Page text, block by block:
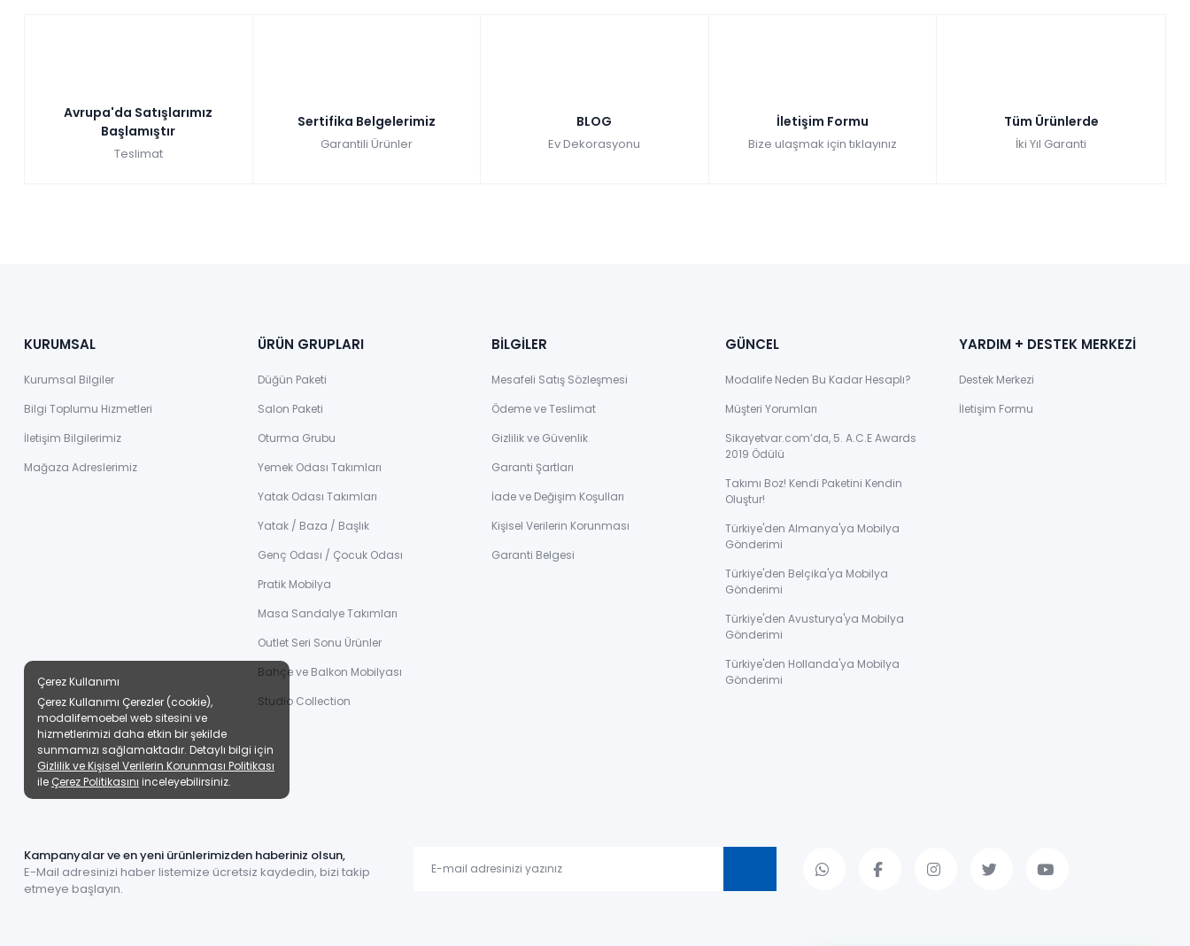
Avrupa'da Satışlarımız
Başlamıştır
Teslimat
Sertifika Belgelerimiz
Garantili Ürünler
BLOG
Ev Dekorasyonu
İletişim Formu
Bize ulaşmak için tıklayınız
Tüm Ürünlerde
İki Yıl Garanti
KURUMSAL
Kurumsal Bilgiler
Bilgi Toplumu Hizmetleri
İletişim Bilgilerimiz
Mağaza Adreslerimiz
ÜRÜN GRUPLARI
Düğün Paketi
Salon Paketi
Oturma Grubu
Yemek Odası Takımları
Yatak Odası Takımları
Yatak / Baza / Başlık
Genç Odası / Çocuk Odası
Pratik Mobilya
Masa Sandalye Takımları
Outlet Seri Sonu Ürünler
Bahçe ve Balkon Mobilyası
Studio Collection
BİLGİLER
Mesafeli Satış Sözleşmesi
Ödeme ve Teslimat
Gizlilik ve Güvenlik
Garanti Şartları
İade ve Değişim Koşulları
Kişisel Verilerin Korunması
Garanti Belgesi
GÜNCEL
Modalife Neden Bu Kadar Hesaplı?
Müşteri Yorumları
Sikayetvar.com’da, 5. A.C.E Awards
2019 Ödülü
Takımı Boz! Kendi Paketini Kendin
Oluştur!
Türkiye'den Almanya'ya Mobilya
Gönderimi
Türkiye'den Belçika'ya Mobilya
Gönderimi
Türkiye'den Avusturya'ya Mobilya
Gönderimi
Türkiye'den Hollanda'ya Mobilya
Gönderimi
YARDIM + DESTEK MERKEZİ
Destek Merkezi
İletişim Formu
Kampanyalar ve en yeni ürünlerimizden haberiniz olsun,
E-Mail adresinizi haber listemize ücretsiz kaydedin, bizi takip
etmeye başlayın.
Çerez Kullanımı
Çerez Kullanımı Çerezler (cookie),
modalifemoebel web sitesini ve
hizmetlerimizi daha etkin bir şekilde
sunmamızı sağlamaktadır. Detaylı bilgi için
Gizlilik ve Kişisel Verilerin Korunması Politikası
ile Çerez Politikasını inceleyebilirsiniz.